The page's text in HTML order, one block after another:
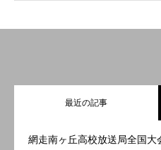
最近の記事
網走南ヶ丘高校放送局全国